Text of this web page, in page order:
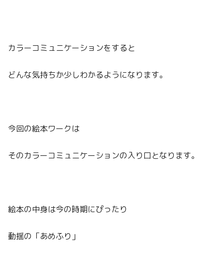
カラーコミュニケーションをすると
どんな気持ちか少しわかるようになります。
今回の絵本ワークは
そのカラーコミュニケーションの入り口となります。
絵本の中身は今の時期にぴったり
動揺の「あめふり」